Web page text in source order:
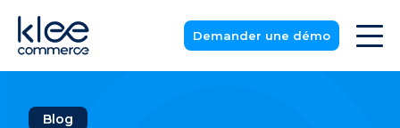
Demander une démo
Blog